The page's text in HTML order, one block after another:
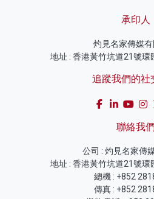
承印人
灼見名家傳媒有
地址 : 香港黃竹坑道21號
追蹤我們的社
聯絡我們
公司 : 灼見名家傳
地址 : 香港黃竹坑道21號
總機 : +852
傳真 : +852